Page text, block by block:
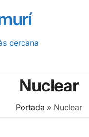
cercana
Nuclear
Portada » Nuclear